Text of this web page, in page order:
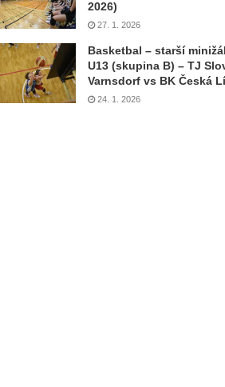
2026)
27. 1. 2026
Basketbal – starší
U13 (skupina B) – TJ
Varnsdorf vs BK Česká
24. 1. 2026